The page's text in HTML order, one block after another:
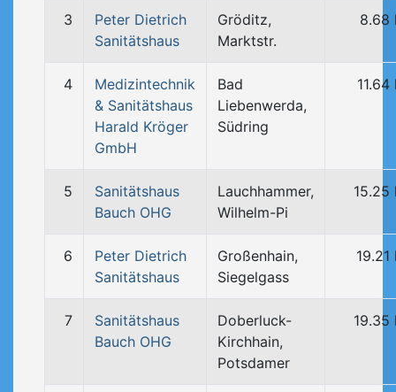
3
Peter Dietrich
Sanitätshaus
Gröditz,
Marktstr.
8.68
4
Medizintechnik
& Sanitätshaus
Harald Kröger
GmbH
Bad
Liebenwerda,
Südring
11.64
5
Sanitätshaus
Bauch OHG
Lauchhammer,
Wilhelm-Pi
15.25
6
Peter Dietrich
Sanitätshaus
Großenhain,
Siegelgass
19.21
7
Sanitätshaus
Bauch OHG
Doberluck-
Kirchhain,
Potsdamer
19.35